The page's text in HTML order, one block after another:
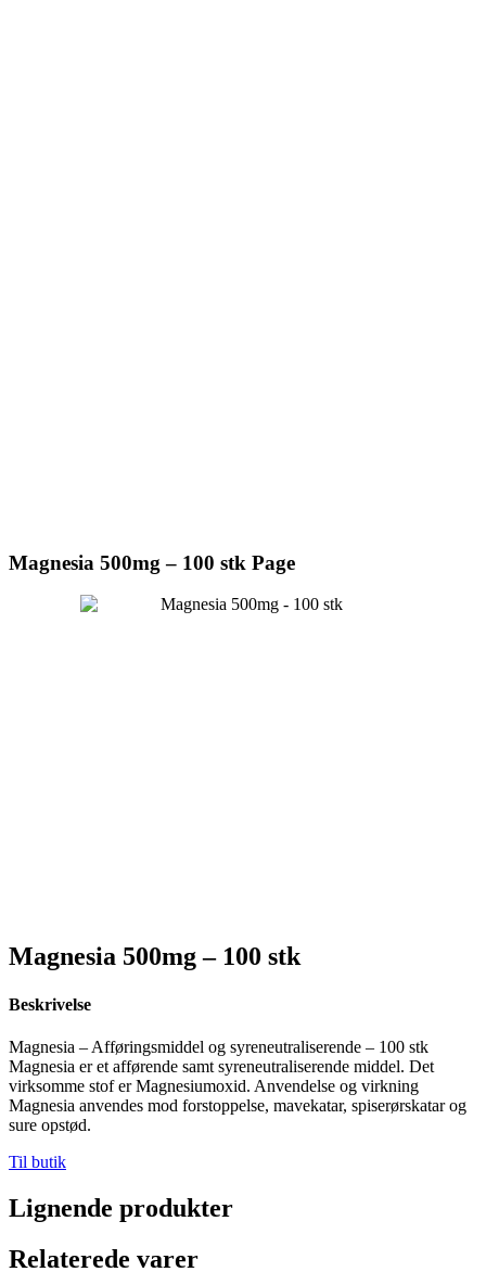
Magnesia 500mg – 100 stk Page
Magnesia 500mg – 100 stk
Beskrivelse
Magnesia – Afføringsmiddel og syreneutraliserende – 100 stk
Magnesia er et afførende samt syreneutraliserende middel. Det
virksomme stof er Magnesiumoxid. Anvendelse og virkning
Magnesia anvendes mod forstoppelse, mavekatar, spiserørskatar og
sure opstød.
Til butik
Lignende produkter
Relaterede varer